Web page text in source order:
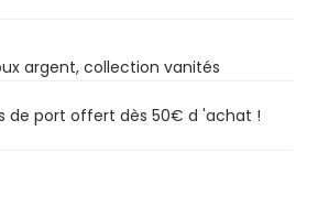
argent, collection vanités
de port offert dès 50€ d 'achat !